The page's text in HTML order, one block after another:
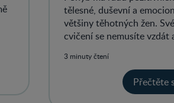
tělesné, duševní a
většiny těhotných žen.
cvičení se nemusíte
3 minuty čtení
Přečtěte